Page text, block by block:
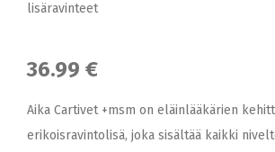
lisäravinteet
36.99 €
Aika Cartivet +msm on eläinlääkärien
erikoisravintolisä, joka sisältää kaikki